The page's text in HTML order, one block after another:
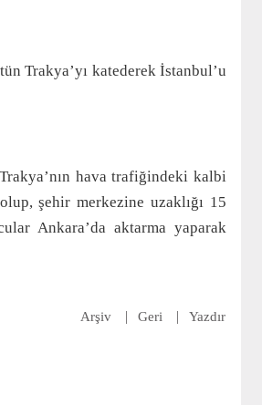
Trakya’yı katederek İstanbul’u
hava trafiğindeki kalbi
şehir merkezine uzaklığı 15
Ankara’da aktarma yaparak
Arşiv Geri Yazdır